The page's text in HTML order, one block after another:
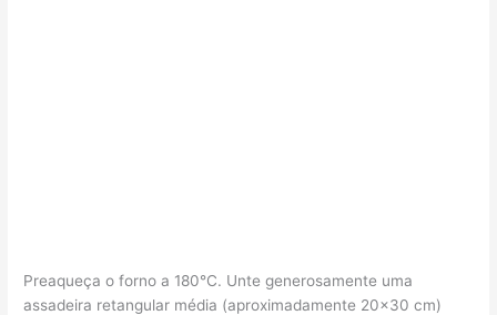
Preaqueça o forno a 180°C. Unte generosamente uma
assadeira retangular média (aproximadamente 20×30 cm)